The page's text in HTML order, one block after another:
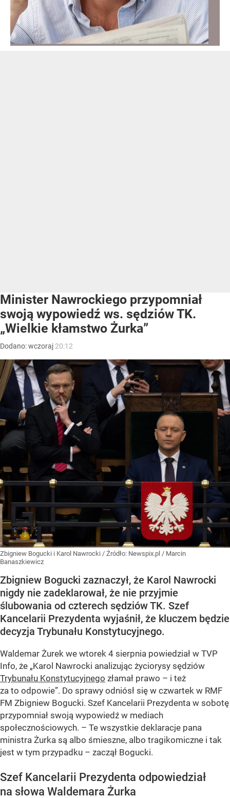
Minister Nawrockiego przypomniał
swoją wypowiedź ws. sędziów TK.
„Wielkie kłamstwo Żurka”
Dodano:wczoraj 20:12
Zbigniew Bogucki i Karol Nawrocki / Źródło: Newspix.pl / Marcin
Banaszkiewicz
Zbigniew Bogucki zaznaczył, że Karol Nawrocki
nigdy nie zadeklarował, że nie przyjmie
ślubowania od czterech sędziów TK. Szef
Kancelarii Prezydenta wyjaśnił, że kluczem będzie
decyzja Trybunału Konstytucyjnego.
Waldemar Żurek we wtorek 4 sierpnia powiedział w TVP
Info, że „Karol Nawrocki analizując życiorysy sędziów
Trybunału Konstytucyjnego złamał prawo – i też
za to odpowie”. Do sprawy odniósł się w czwartek w RMF
FM Zbigniew Bogucki. Szef Kancelarii Prezydenta w sobotę
przypomniał swoją wypowiedź w mediach
społecznościowych. – Te wszystkie deklaracje pana
ministra Żurka są albo śmieszne, albo tragikomiczne i tak
jest w tym przypadku – zaczął Bogucki.
Szef Kancelarii Prezydenta odpowiedział
na słowa Waldemara Żurka